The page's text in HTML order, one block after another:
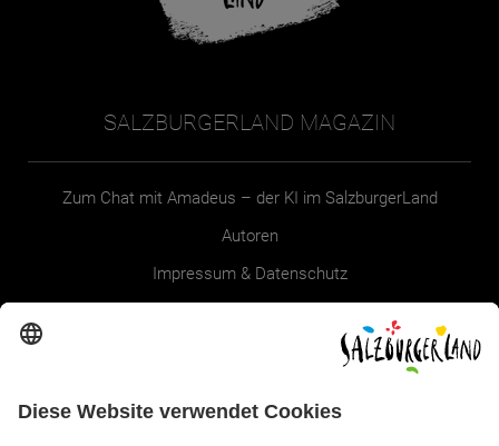
SALZBURGERLAND MAGAZIN
Zum Chat mit Amadeus – der KI im SalzburgerLand
Autoren
Impressum & Datenschutz
SALZBURGERLAND